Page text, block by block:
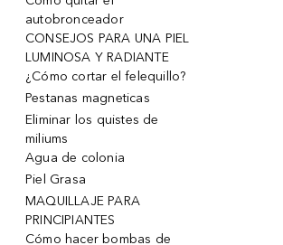
autobronceador
CONSEJOS PARA UNA PIEL
LUMINOSA Y RADIANTE
¿Cómo cortar el felequillo?
Pestanas magneticas
Eliminar los quistes de
miliums
Agua de colonia
Piel Grasa
MAQUILLAJE PARA
PRINCIPIANTES
Cómo hacer bombas de